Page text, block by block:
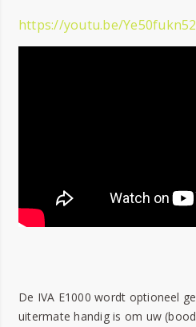
https://youtu.be/
De IVA E1000 wordt optioneel
uitermate handig is om uw